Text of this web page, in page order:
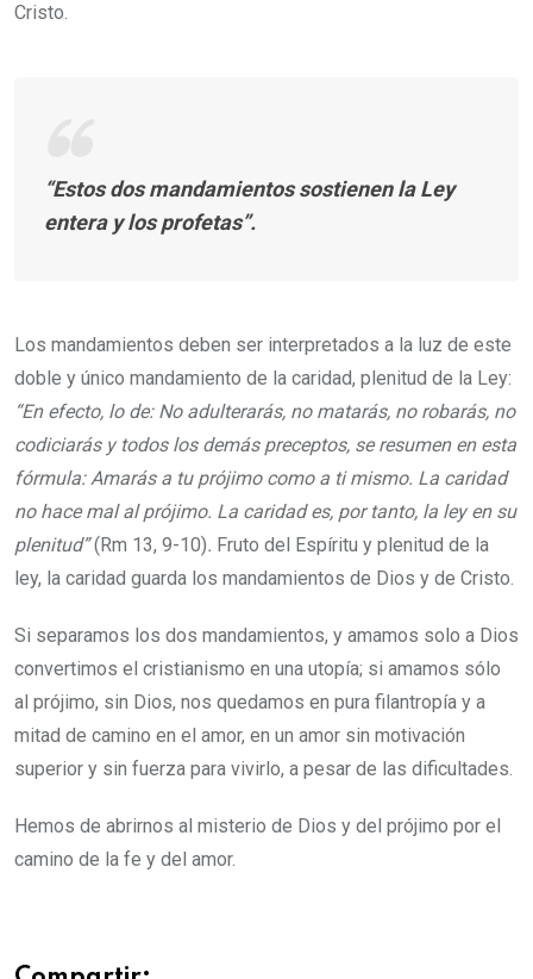
Cristo.
“Estos dos mandamientos sostienen la Ley
entera y los profetas”.
Los mandamientos deben ser interpretados a la luz de este
doble y único mandamiento de la caridad, plenitud de la Ley:
“En efecto, lo de: No adulterarás, no matarás, no robarás, no
codiciarás y todos los demás preceptos, se resumen en esta
fórmula: Amarás a tu prójimo como a ti mismo. La caridad
no hace mal al prójimo. La caridad es, por tanto, la ley en su
plenitud”(Rm 13, 9-10). Fruto del Espíritu y plenitud de la
ley, la caridad guarda los mandamientos de Dios y de Cristo.
Si separamos los dos mandamientos, y amamos solo a Dios
convertimos el cristianismo en una utopía; si amamos sólo
al prójimo, sin Dios, nos quedamos en pura filantropía y a
mitad de camino en el amor, en un amor sin motivación
superior y sin fuerza para vivirlo, a pesar de las dificultades.
Hemos de abrirnos al misterio de Dios y del prójimo por el
camino de la fe y del amor.